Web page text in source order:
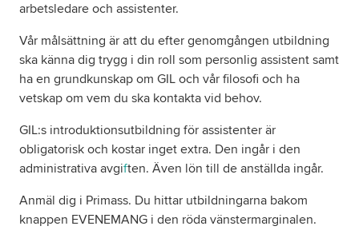
arbetsledare och assistenter.
Vår målsättning är att du efter genomgången utbildning
ska känna dig trygg i din roll som personlig assistent samt
ha en grundkunskap om GIL och vår filosofi och ha
vetskap om vem du ska kontakta vid behov.
GIL:s introduktionsutbildning för assistenter är
obligatorisk och kostar inget extra. Den ingår i den
administrativa avgiften. Även lön till de anställda ingår.
Anmäl dig i Primass. Du hittar utbildningarna bakom
knappen EVENEMANG i den röda vänstermarginalen.